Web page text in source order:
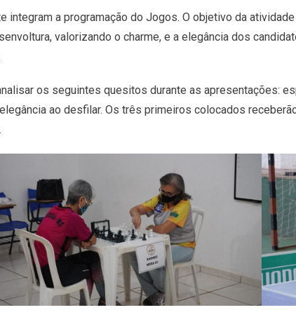
a programação do Jogos. O objetivo da
valorizando o charme, e a elegância dos
os seguintes quesitos durante as apresentações:
ao desfilar. Os três primeiros colocados